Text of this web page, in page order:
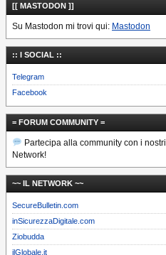
[[ MASTODON ]]
Su Mastodon mi trovi qui: Mastodon
:: I SOCIAL ::
Telegram
Facebook
= FORUM COMMUNITY =
Partecipa alla community con i nostri
Network!
~~ IL NETWORK ~~
SecureBulletin.com
inSicurezzaDigitale.com
Ziobudda
ilGlobale.it